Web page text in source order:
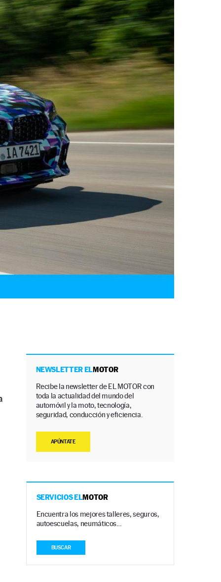
NEWSLETTER ELMOTOR
Recibe la newsletter de EL MOTOR con
toda la actualidad del mundo del
automóvil y la moto, tecnología,
seguridad, conducción y eficiencia.
APÚNTATE
SERVICIOS ELMOTOR
Encuentra los mejores talleres, seguros,
autoescuelas, neumáticos…
BUSCAR